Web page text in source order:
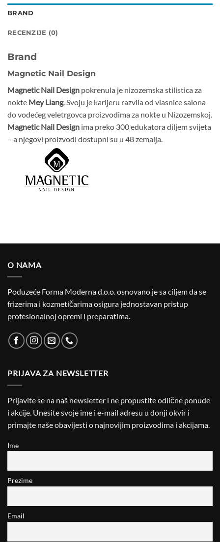
BRAND
RECENZIJE (0)
Brand
Magnetic Nail Design
Magnetic Nail Design pokrenula je nizozemska stilistica za
nokte Mey Liang. Svoju je karijeru razvila od vlasnice salona
do vodećeg veletrgovca proizvodima za nokte u Nizozemskoj.
Magnetic Nail Design ima preko 300 edukatora diljem svijeta
– a njegovi proizvodi dostupni su u 48 zemalja.
O NAMA
Poduzeće Forma Moderna d.o.o. osnovano je sa ciljem da se
frizerima i kozmetičarima osigura jednostavan pristup
profesionalnoj opremi i preparatima.
PRIJAVA ZA NEWSLETTER
Prijavite se na naš newsletter i ne propustite odlične ponude
i akcije. Unesite svoje ime i e-mail adresu u donji okvir i
primajte naše obavijesti o najnovijim proizvodima i akcijama.
Ime
Prezime
Email